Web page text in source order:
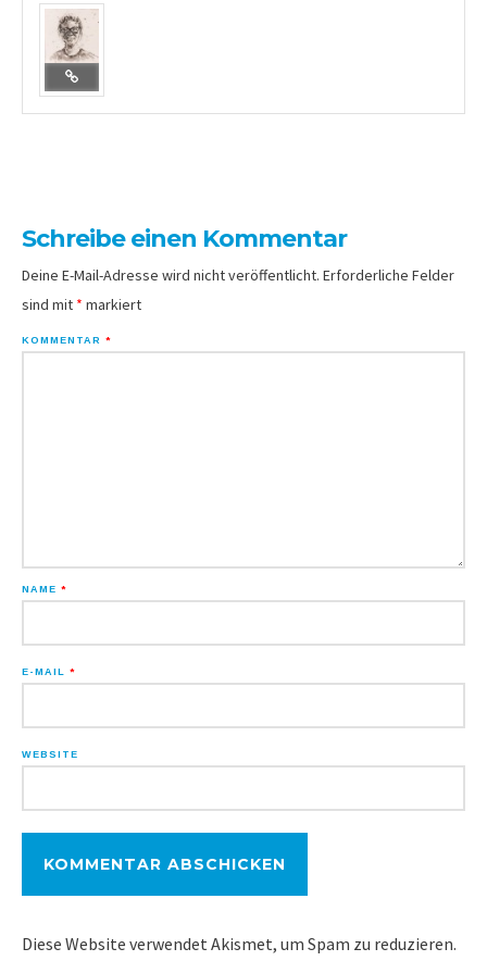
Schreibe einen Kommentar
Deine E-Mail-Adresse wird nicht veröffentlicht. Erforderliche Felder
sind mit * markiert
KOMMENTAR *
NAME *
E-MAIL *
WEBSITE
Diese Website verwendet Akismet, um Spam zu reduzieren.